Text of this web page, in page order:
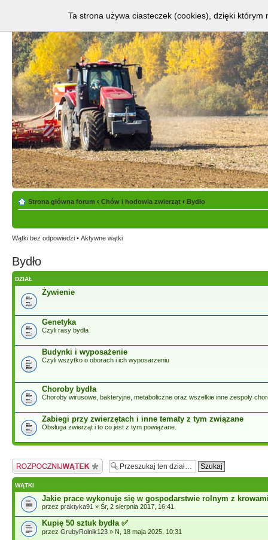
Strona główna forum ‹ Chów i hodowla zwierząt ‹ Bydło
Wątki bez odpowiedzi • Aktywne wątki
Bydło
DZIAŁ
Żywienie
Genetyka
Czyli rasy bydła
Budynki i wyposażenie
Czyli wszytko o oborach i ich wyposarzeniu
Choroby bydła
Choroby wirusowe, bakteryjne, metaboliczne oraz wszelkie inne zespoły
Zabiegi przy zwierzętach i inne tematy z tym związane
Obsługa zwierząt i to co jest z tym powiązane.
Napisz wątek
WĄTKI
Jakie prace wykonuje się w gospodarstwie rolnym z
przez praktyka91 » Śr, 2 sierpnia 2017, 16:41
Kupię 50 sztuk bydła ​✅
przez GrubyRolnik123 » N, 18 maja 2025, 10:31
Ta strona używa ciasteczek (cookies), dzięki którym